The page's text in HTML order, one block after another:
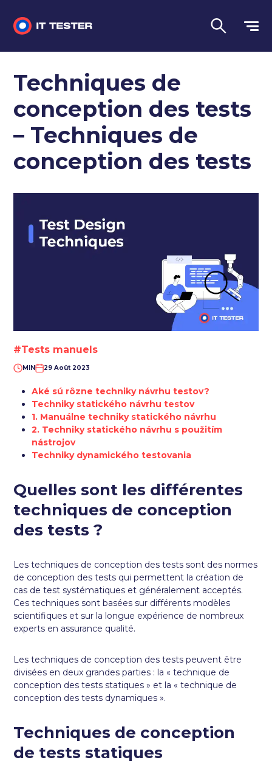
Questions d'entretien
Tests de performance
Techniques de
conception des tests
– Techniques de
conception des tests
#Tests manuels
MIN 29 Août 2023
Aké sú rôzne techniky návrhu testov?
Techniky statického návrhu testov
1. Manuálne techniky statického návrhu
2. Techniky statického návrhu s použitím
nástrojov
Techniky dynamického testovania
Quelles sont les différentes
techniques de conception
des tests ?
Les techniques de conception des tests sont des normes
de conception des tests qui permettent la création de
cas de test systématiques et généralement acceptés.
Ces techniques sont basées sur différents modèles
scientifiques et sur la longue expérience de nombreux
experts en assurance qualité.
Les techniques de conception des tests peuvent être
divisées en deux grandes parties : la « technique de
conception des tests statiques » et la « technique de
conception des tests dynamiques ».
Techniques de conception
de tests statiques